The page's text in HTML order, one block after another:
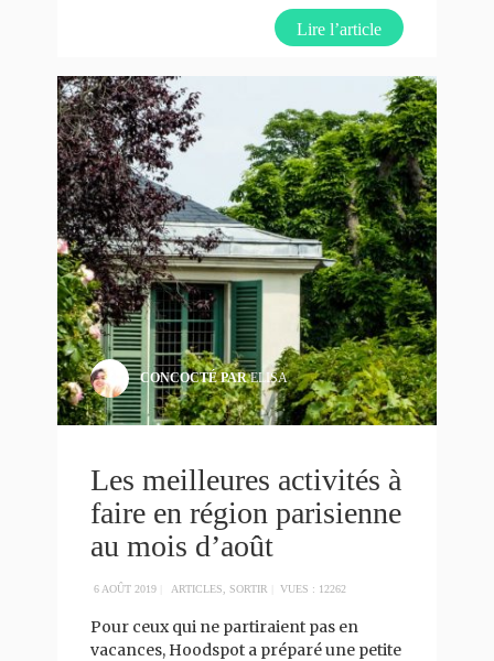
Lire l’article
CONCOCTÉ PARELISA
Les meilleures activités à
faire en région parisienne
au mois d’août
6 AOÛT 2019 ARTICLES SORTIR VUES : 12262
Pour ceux qui ne partiraient pas en
vacances, Hoodspot a préparé une petite